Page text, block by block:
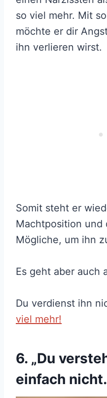
so viel mehr. Mit
möchte er dir
ihn verlieren wirst.
Somit steht er
Machtposition und
Mögliche, um ihn
Es geht aber auch
Du verdienst ihn
viel mehr!
6. „Du
einfach